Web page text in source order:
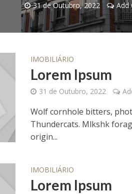
31 de Outubro, 2022 Add
IMOBILIÁRIO
Lorem Ipsum
31 de Outubro, 2022
Wolf cornhole bitters,
Thundercats. Mlkshk
origin...
IMOBILIÁRIO
Lorem Ipsum